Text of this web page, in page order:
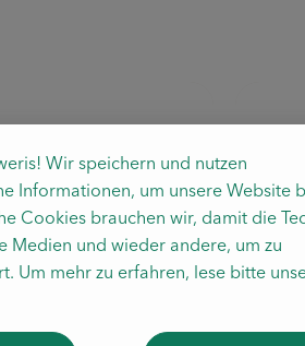
Wir speichern und nutzen
Informationen, um unsere Website
Cookies brauchen wir, damit die
Medien und wieder andere, um zu
Um mehr zu erfahren, lese bitte